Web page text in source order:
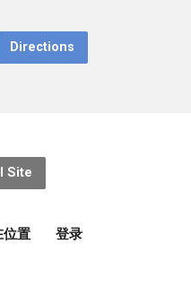
Directions
Site
位置 登录